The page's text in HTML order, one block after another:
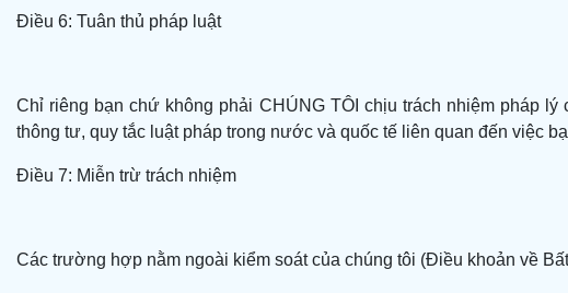
Điều 6: Tuân thủ pháp luật
Chỉ riêng bạn chứ không phải CHÚNG TÔI chịu trách nhiệm pháp
thông tư, quy tắc luật pháp trong nước và quốc tế liên quan đến việc
Điều 7: Miễn trừ trách nhiệm
Các trường hợp nằm ngoài kiểm soát của chúng tôi (Điều khoản về